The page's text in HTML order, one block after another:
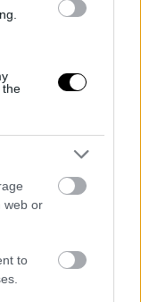
the
web or
to
Επόμενη σελίδα >